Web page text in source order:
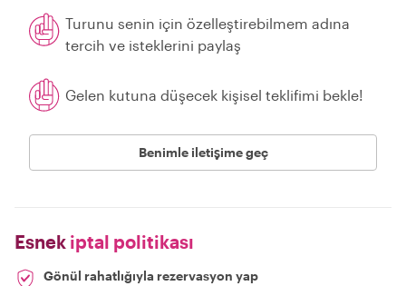
Turunu senin için özelleştirebilmem adına
tercih ve isteklerini paylaş
Gelen kutuna düşecek kişisel teklifimi bekle!
Benimle iletişime geç
Esnek iptal politikası
Gönül rahatlığıyla rezervasyon yap